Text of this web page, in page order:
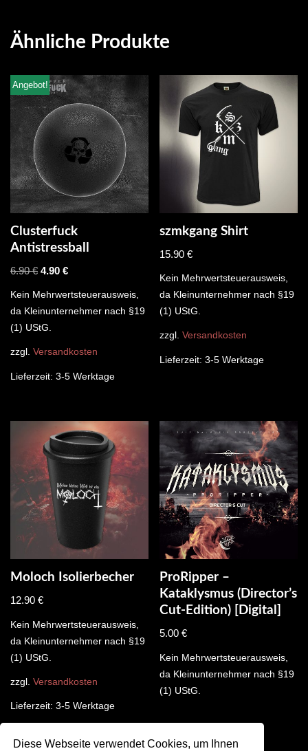
Diese Webseite verwendet Cookies, um Ihnen
Ähnliche Produkte
Angebot!
Clusterfuck
Antistressball
6.90€ 4.90 €
Kein Mehrwertsteuerausweis,
da Kleinunternehmer nach §19
(1) UStG.
zzgl. Versandkosten
Lieferzeit: 3-5 Werktage
szmkgang Shirt
15.90€
Kein Mehrwertsteuerausweis,
da Kleinunternehmer nach §19
(1) UStG.
zzgl.Versandkosten
Lieferzeit:3-5 Werktage
Moloch Isolierbecher
12.90 €
Kein Mehrwertsteuerausweis,
da Kleinunternehmer nach §19
(1) UStG.
zzgl. Versandkosten
Lieferzeit: 3-5 Werktage
ProRipper –
Kataklysmus (Director’s
Cut-Edition) [Digital]
5.00€
Kein Mehrwertsteuerausweis,
da Kleinunternehmer nach §19
(1) UStG.